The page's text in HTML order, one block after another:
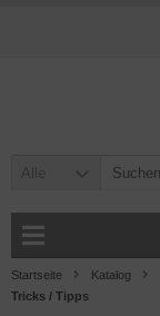
Alle
Startseite Katalog
Tricks / Tipps